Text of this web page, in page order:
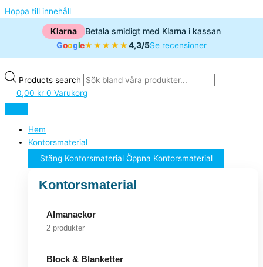
Hoppa till innehåll
Klarna
Betala smidigt med Klarna i kassan
Google★★★★★4,3/5Se recensioner
Products search
0,00 kr 0 Varukorg
Hem
Kontorsmaterial
Stäng Kontorsmaterial Öppna Kontorsmaterial
Kontorsmaterial
Almanackor
2 produkter
Block & Blanketter